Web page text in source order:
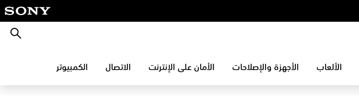
بحث
الألعاب الأجهزة والإصلاحات الأمان على الإنترنت الاتصال الكمبيوتر